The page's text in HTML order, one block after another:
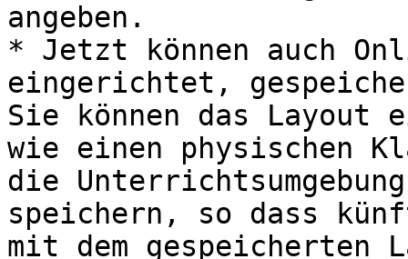
angeben.
* Jetzt können auch
eingerichtet,
Sie können das Layout
wie einen physischen
die
speichern, so dass
mit dem gespeicherten